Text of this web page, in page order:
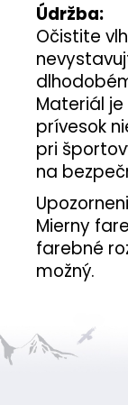
Údržba:
Očistite
Materiál
prívesok
pri
na
Mierny
farebné
možný.